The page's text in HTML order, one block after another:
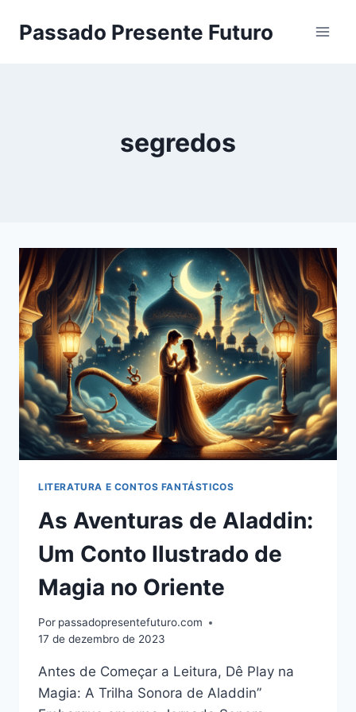
paraPassado Presente Futuro
segredos
LITERATURA E CONTOS FANTÁSTICOS
As Aventuras de Aladdin:
Um Conto Ilustrado de
Magia no Oriente
Por passadopresentefuturo.com
17 de dezembro de 2023
Antes de Começar a Leitura, Dê Play na
Magia: A Trilha Sonora de Aladdin”